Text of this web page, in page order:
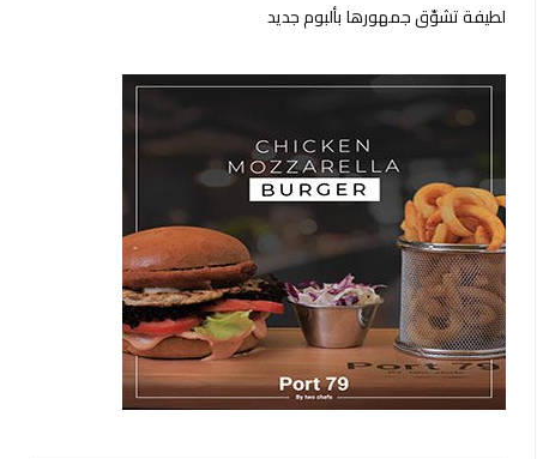
لطيفة تشوّق جمهورها بألبوم جديد